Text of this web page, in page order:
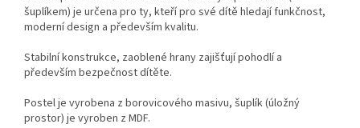
šuplíkem) je určena pro ty, kteří pro své dítě hledají funkčnost,
moderní design a především kvalitu.
Stabilní konstrukce, zaoblené hrany zajišťují pohodlí a
především bezpečnost dítěte.
Postel je vyrobena z borovicového masivu, šuplík (úložný
prostor) je vyroben z MDF.